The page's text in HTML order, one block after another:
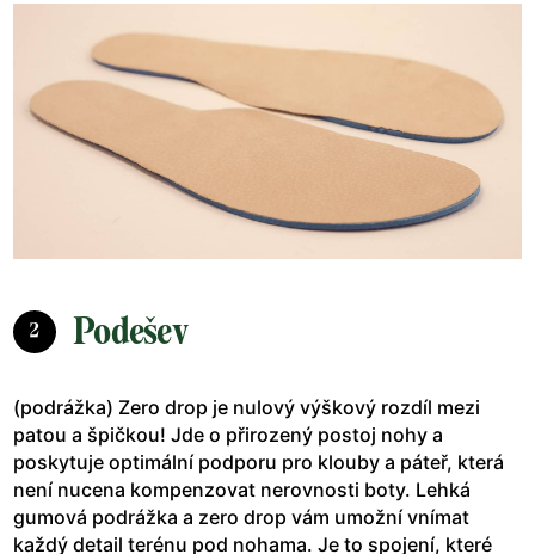
2 Podešev
(podrážka) Zero drop je nulový výškový rozdíl mezi
patou a špičkou! Jde o přirozený postoj nohy a
poskytuje optimální podporu pro klouby a páteř, která
není nucena kompenzovat nerovnosti boty. Lehká
gumová podrážka a zero drop vám umožní vnímat
každý detail terénu pod nohama. Je to spojení, které